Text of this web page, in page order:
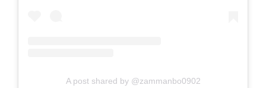
A post shared by @zammanbo0902